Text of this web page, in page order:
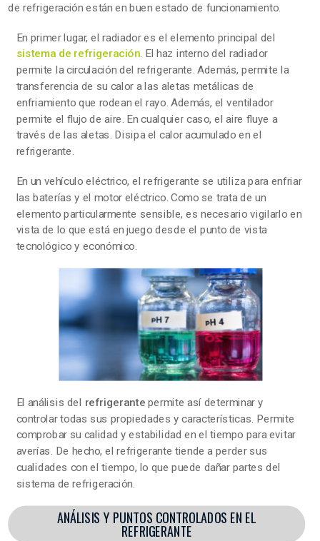
de refrigeración están en buen estado de funcionamiento.
En primer lugar, el radiador es el elemento principal del
sistema de refrigeración. El haz interno del radiador
permite la circulación del refrigerante. Además, permite la
transferencia de su calor a las aletas metálicas de
enfriamiento que rodean el rayo. Además, el ventilador
permite el flujo de aire. En cualquier caso, el aire fluye a
través de las aletas. Disipa el calor acumulado en el
refrigerante.
En un vehículo eléctrico, el refrigerante se utiliza para enfriar
las baterías y el motor eléctrico. Como se trata de un
elemento particularmente sensible, es necesario vigilarlo en
vista de lo que está en juego desde el punto de vista
tecnológico y económico.
El análisis del refrigerante permite así determinar y
controlar todas sus propiedades y características. Permite
comprobar su calidad y estabilidad en el tiempo para evitar
averías. De hecho, el refrigerante tiende a perder sus
cualidades con el tiempo, lo que puede dañar partes del
sistema de refrigeración.
ANÁLISIS Y PUNTOS CONTROLADOS EN EL
REFRIGERANTE